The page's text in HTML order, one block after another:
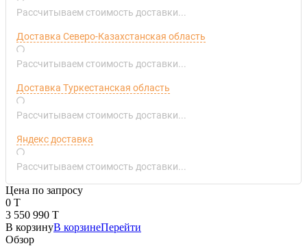
Рассчитываем стоимость доставки...
Доставка Северо-Казахстанская область
Рассчитываем стоимость доставки...
Доставка Туркестанская область
Рассчитываем стоимость доставки...
Яндекс доставка
Рассчитываем стоимость доставки...
Цена по запросу
0 T
3 550 990 T
В корзинуВ корзинеПерейти
Обзор